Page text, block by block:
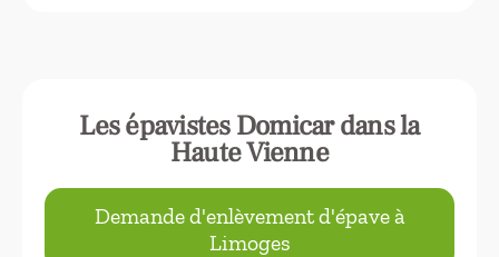
Les épavistes Domicar dans la
Haute Vienne
Demande d'enlèvement d'épave à
Limoges